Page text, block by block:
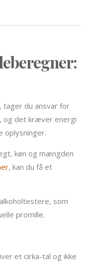
tager du ansvar for
og det kræver energi
oplysninger.
køn og mængden
, kan du få et
som
promille.
et cirka-tal og ikke